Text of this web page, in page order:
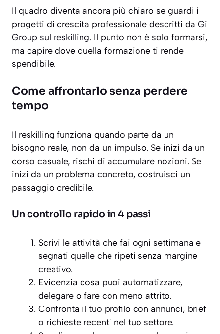
Il quadro diventa ancora più chiaro se guardi i
progetti di crescita professionale descritti da Gi
Group sul reskilling. Il punto non è solo formarsi,
ma capire dove quella formazione ti rende
spendibile.
Come affrontarlo senza perdere
tempo
Il reskilling funziona quando parte da un
bisogno reale, non da un impulso. Se inizi da un
corso casuale, rischi di accumulare nozioni. Se
inizi da un problema concreto, costruisci un
passaggio credibile.
Un controllo rapido in 4 passi
Scrivi le attività che fai ogni settimana e
segnati quelle che ripeti senza margine
creativo.
Evidenzia cosa puoi automatizzare,
delegare o fare con meno attrito.
Confronta il tuo profilo con annunci, brief
o richieste recenti nel tuo settore.